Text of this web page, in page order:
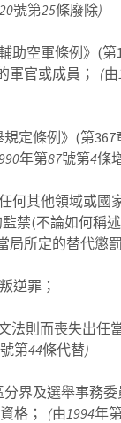
20號第25條廢除)
助空軍條例》(第
軍官或成員； (由
定條例》(第
年第87號第4條
何其他領域或國
禁(不論如何稱
局所定的替代懲
逆罪；
法則而喪失出任
號第44條代替)
分界及選舉事務
格； (由1994年